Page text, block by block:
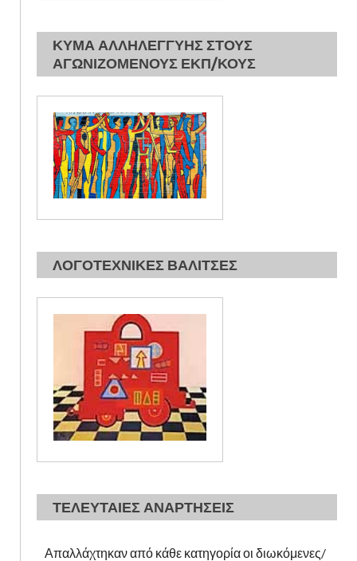
ΚΥΜΑ ΑΛΛΗΛΕΓΓΥΗΣ ΣΤΟΥΣ
ΑΓΩΝΙΖΟΜΕΝΟΥΣ ΕΚΠ/ΚΟΥΣ
ΛΟΓΟΤΕΧΝΙΚΕΣ ΒΑΛΙΤΣΕΣ
ΤΕΛΕΥΤΑΙΕΣ ΑΝΑΡΤΗΣΕΙΣ
Απαλλάχτηκαν από κάθε κατηγορία οι διωκόμενες/